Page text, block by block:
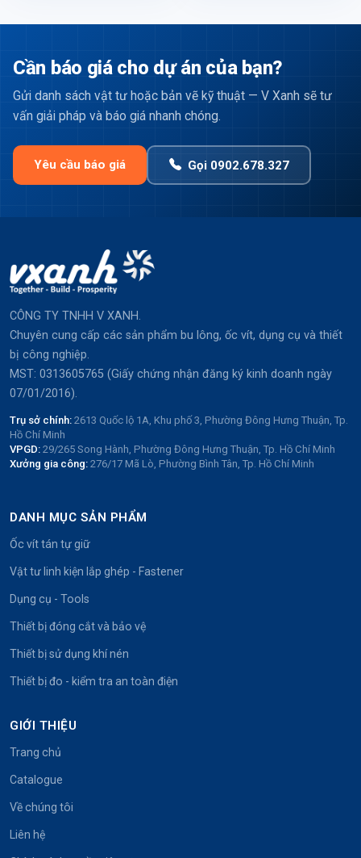
Cần báo giá cho dự án của bạn?
Gửi danh sách vật tư hoặc bản vẽ kỹ thuật — V Xanh sẽ tư
vấn giải pháp và báo giá nhanh chóng.
Yêu cầu báo giá Gọi 0902.678.327
CÔNG TY TNHH V XANH.
Chuyên cung cấp các sản phẩm bu lông, ốc vít, dụng cụ và thiết
bị công nghiệp.
MST: 0313605765 (Giấy chứng nhận đăng ký kinh doanh ngày
07/01/2016).
Trụ sở chính: 2613 Quốc lộ 1A, Khu phố 3, Phường Đông Hưng Thuận, Tp.
Hồ Chí Minh
VPGD: 29/265 Song Hành, Phường Đông Hưng Thuận, Tp. Hồ Chí Minh
Xưởng gia công: 276/17 Mã Lò, Phường Bình Tân, Tp. Hồ Chí Minh
DANH MỤC SẢN PHẨM
Ốc vít tán tự giữ
Vật tư linh kiện lắp ghép - Fastener
Dụng cụ - Tools
Thiết bị đóng cắt và bảo vệ
Thiết bị sử dụng khí nén
Thiết bị đo - kiểm tra an toàn điện
GIỚI THIỆU
Trang chủ
Catalogue
Về chúng tôi
Liên hệ